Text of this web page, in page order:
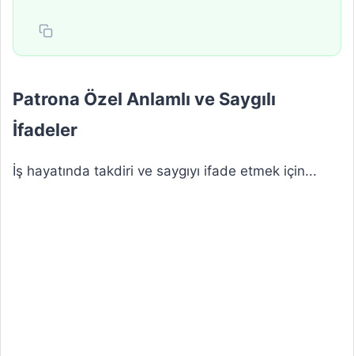
Patrona Özel Anlamlı ve Saygılı
İfadeler
İş hayatında takdiri ve saygıyı ifade etmek için...